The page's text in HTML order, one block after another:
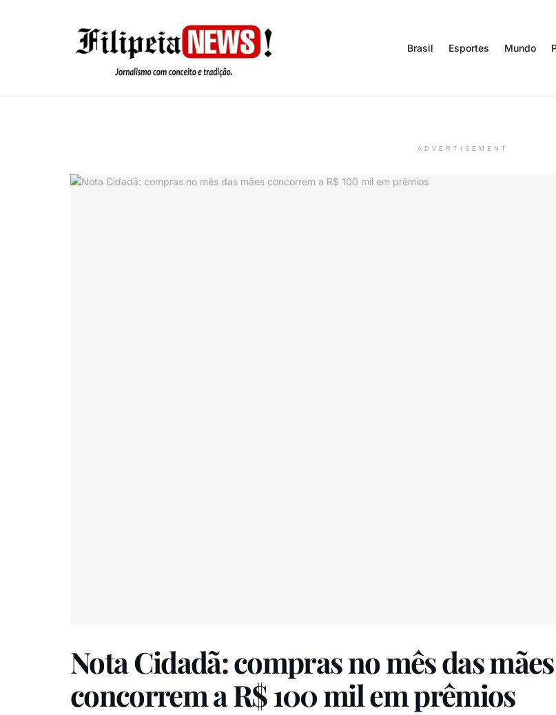
Brasil Esportes Mundo
ADVERTISEMENT
Nota Cidadã: compras no mês das mães
concorrem a R$ 100 mil em prêmios